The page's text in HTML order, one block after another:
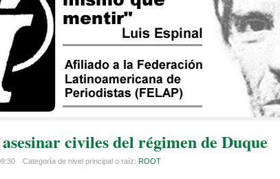
civiles del régimen de Duque
Categoría de nivel principal o raíz: ROOT